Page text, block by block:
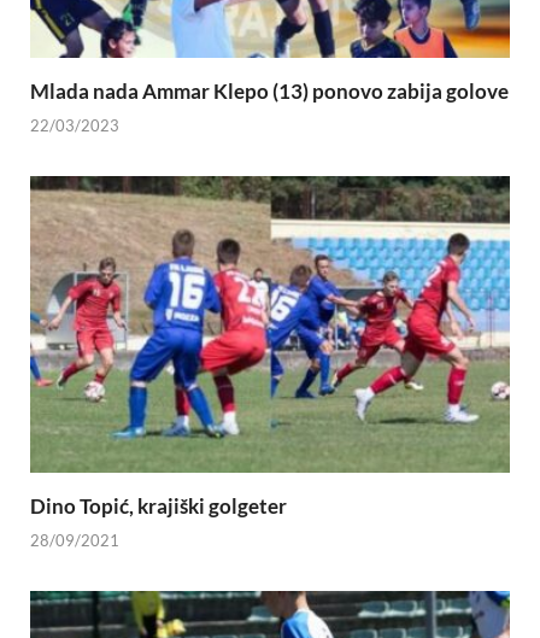
Mlada nada Ammar Klepo (13) ponovo zabija golove
22/03/2023
Dino Topić, krajiški golgeter
28/09/2021